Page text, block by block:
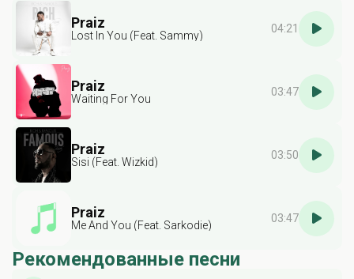
Praiz
Lost In You (Feat. Sammy)
04:21
Praiz
Waiting For You
03:47
Praiz
Sisi (Feat. Wizkid)
03:50
Praiz
Me And You (Feat. Sarkodie)
03:47
Рекомендованные песни